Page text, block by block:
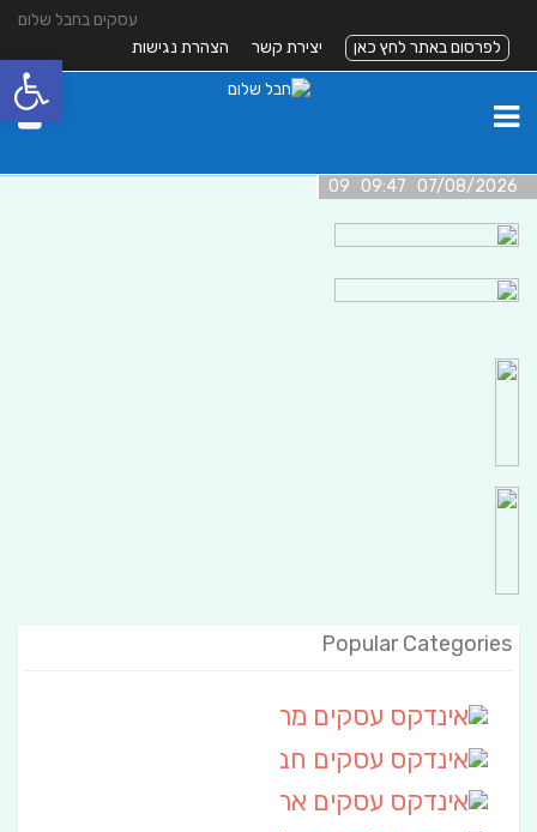
עסקים בחבל שלום
לפרסום באתר לחץ כאן
יצירת קשר הצהרת נגישות
07/08/2026 09:47 09
Popular Categories
פתח